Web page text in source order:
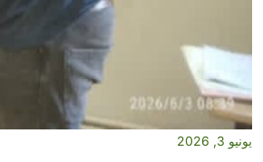
يونيو 3, 2026